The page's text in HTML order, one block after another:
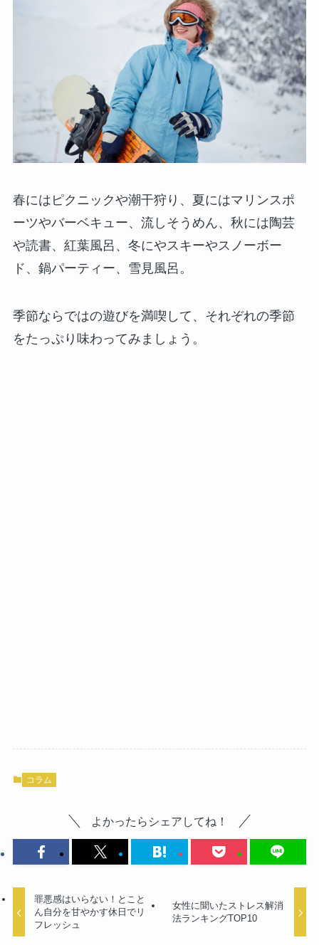
春にはピクニックや潮干狩り、夏にはマリンスポ
ーツやバーベキュー、流しそうめん、秋には陶芸
や読書、紅葉風呂、冬にやスキーやスノーボー
ド、鍋パーティー、雪見風呂。
季節ならではの遊びを満喫して、それぞれの季節
をたっぷり味わってみましょう。
コラム
よかったらシェアしてね！
罪悪感はいらない！とこと
ん自分を甘やかす休日でリ
フレッシュ
女性に聞いたストレス解消
法ランキングTOP10